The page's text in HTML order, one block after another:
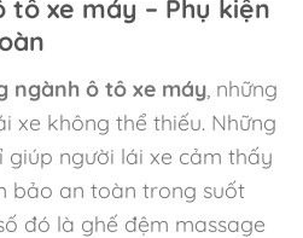
xe máy – Phụ kiện
ngành ô tô xe máy , những
xe không thể thiếu. Những
người lái xe cảm thấy
bảo an toàn trong suốt
đó là ghế đệm massage